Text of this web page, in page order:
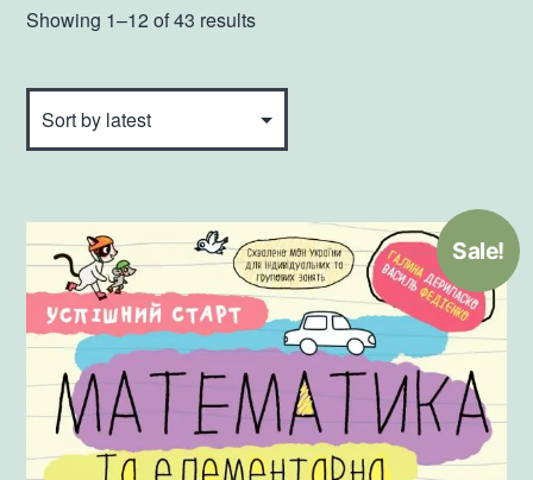
Showing 1–12 of 43 results
Sale!